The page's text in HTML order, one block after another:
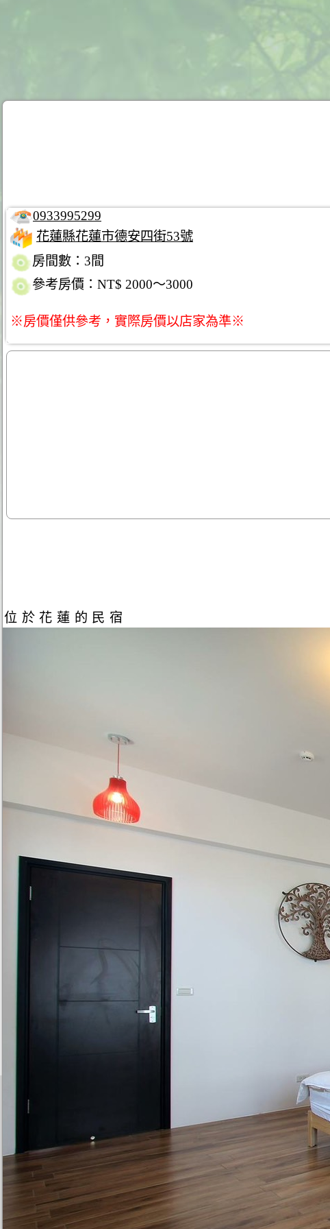
0933995299
花蓮縣花蓮市德安四街53號
房間數：3間
參考房價：NT$ 2000～3000
※房價僅供參考，實際房價以店家為準※
位於花蓮的民宿